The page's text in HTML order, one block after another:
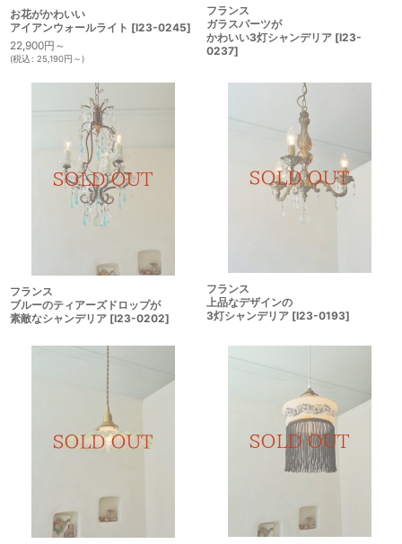
お花がかわいい
アイアンウォールライト [I23-0245]
22,900円 ～
(税込: 25,190円 ～)
フランス
ガラスパーツが
かわいい3灯シャンデリア [I23-
0237]
フランス
ブルーのティアーズドロップが
素敵なシャンデリア [I23-0202]
フランス
上品なデザインの
3灯シャンデリア [I23-0193]